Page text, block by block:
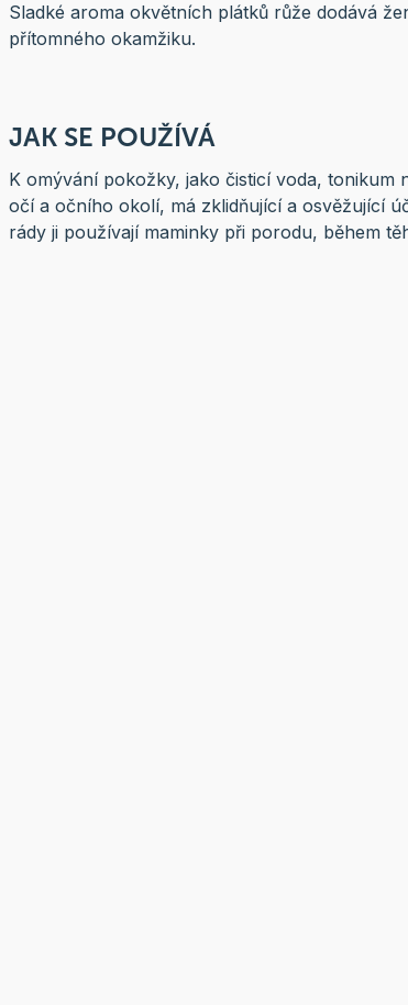
Sladké aroma okvětních plátků růže dodává
přítomného okamžiku.
JAK SE POUŽÍVÁ
K omývání pokožky, jako čisticí voda,
očí a očního okolí, má zklidňující a osvěžující
rády ji používají maminky při porodu, během